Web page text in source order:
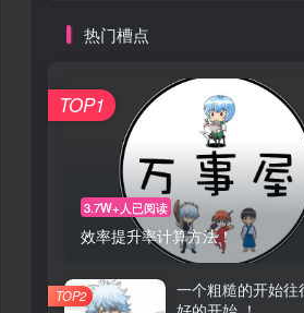
热门槽点
3.7W+人已阅读
效率提升率计算方法！
TOP1
一个粗糙的开始往
TOP2